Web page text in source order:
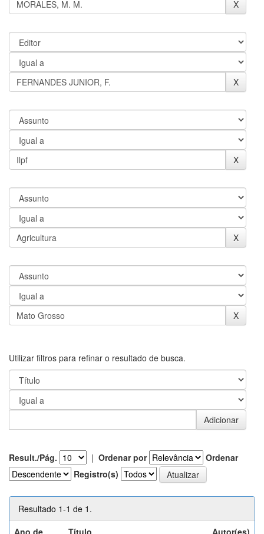
Utilizar filtros para refinar o resultado de busca.
Result./Pág. | Ordenar por
Ordenar
Registro(s)
Resultado 1-1 de 1.
Ano de
Título Autor(es)